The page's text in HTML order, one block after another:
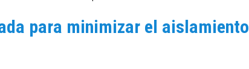
para minimizar el aislamiento